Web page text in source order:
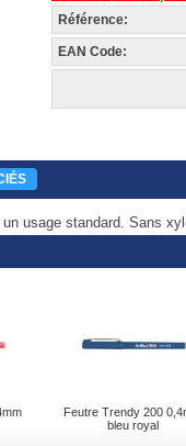
Référence:
EAN Code:
usage standard. Sans
Feutre Trendy 200
bleu royal